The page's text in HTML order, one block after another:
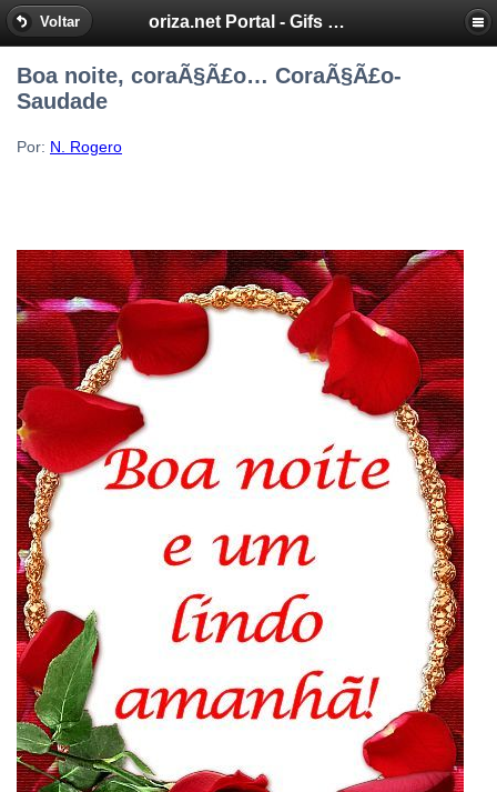
Voltar oriza.net Portal - Gifs by Oriza - Frases, Poemas
Boa noite, coraÃ§Ã£o… CoraÃ§Ã£o-
Saudade
Por: N. Rogero